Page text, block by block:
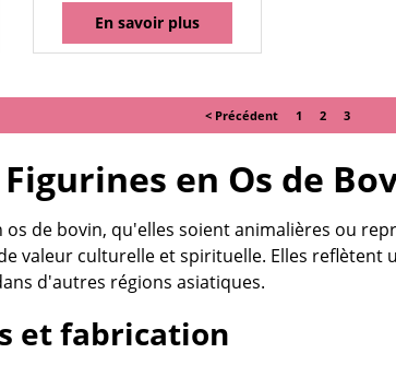
En savoir plus
< Précédent 1 2 3
en Os de
de bovin, qu'elles soient animalières ou
valeur culturelle et spirituelle. Elles reflètent
d'autres régions asiatiques.
et fabrication